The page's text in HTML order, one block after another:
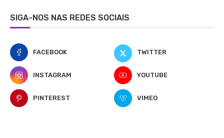
SIGA-NOS NAS REDES SOCIAIS
FACEBOOK TWITTER
INSTAGRAM YOUTUBE
PINTEREST VIMEO